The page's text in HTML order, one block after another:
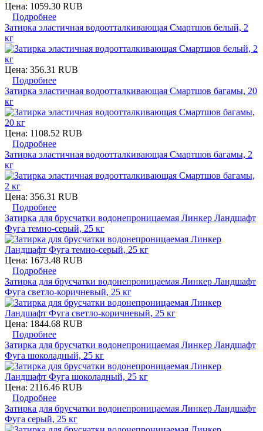
Цена: 1059.30 RUB
Подробнее
Затирка эластичная водоотталкивающая Смартшов белый, 2
кг
Цена: 356.31 RUB
Подробнее
Затирка эластичная водоотталкивающая Смартшов багамы, 20
кг
Цена: 1108.52 RUB
Подробнее
Затирка эластичная водоотталкивающая Смартшов багамы, 2
кг
Цена: 356.31 RUB
Подробнее
Затирка для брусчатки водонепроницаемая Линкер Ландшафт
Фуга темно-серый, 25 кг
Цена: 1673.48 RUB
Подробнее
Затирка для брусчатки водонепроницаемая Линкер Ландшафт
Фуга светло-коричневый, 25 кг
Цена: 1844.68 RUB
Подробнее
Затирка для брусчатки водонепроницаемая Линкер Ландшафт
Фуга шоколадный, 25 кг
Цена: 2116.46 RUB
Подробнее
Затирка для брусчатки водонепроницаемая Линкер Ландшафт
Фуга серый, 25 кг